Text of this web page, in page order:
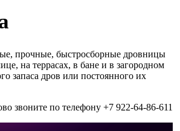
прочные, быстросборные дровницы
на террасах, в бане и в загородном
запаса дров или постоянного их
звоните по телефону +7 922-64-86-611